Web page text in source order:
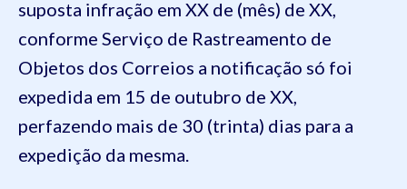
suposta infração em XX de (mês) de XX,
conforme Serviço de Rastreamento de
Objetos dos Correios a notificação só foi
expedida em 15 de outubro de XX,
perfazendo mais de 30 (trinta) dias para a
expedição da mesma.